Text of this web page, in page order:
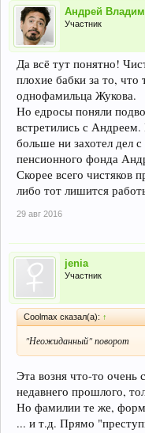
Андрей
Участник
Да всё тут понятно!
плохие бабки за то, что
однофамильца Жукова.
Но едросы поняли
встретились с
больше ни захотел дел
пенсионного фонда
Скорее всего чистяков
либо тот лишится
29 авг 2016
jenia
Участник
Coolmax сказал(а): ↑
"Неожиданный" поворот
Эта возня что-то очень
недавнего прошлого,
Но фамилии те же,
... и т.д. Прямо